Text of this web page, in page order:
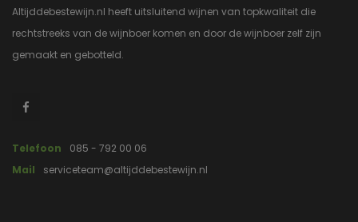
Altijddebestewijn.nl heeft uitsluitend wijnen van topkwaliteit die
rechtstreeks van de wijnboer komen en door de wijnboer zelf zijn
gemaakt en gebotteld.
Telefoon
085 - 792 00 06
Mail
serviceteam@altijddebestewijn.nl